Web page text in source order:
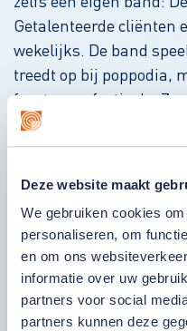
Deze website maakt
We gebruiken cookies
personaliseren, om
en om ons
informatie over uw
partners voor social
partners kunnen deze
Getalenteerde cliënten
wekelijks. De band
treedt op bij poppodia,
feesten en festivals. Ze
eigen liedjes. Wil je
optredens? Bel dan 010